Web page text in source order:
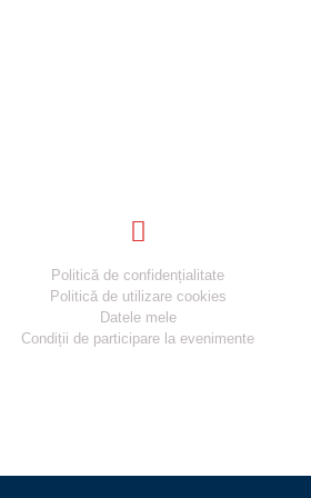
Politică de confidențialitate
Politică de utilizare cookies
Datele mele
Condiții de participare la evenimente